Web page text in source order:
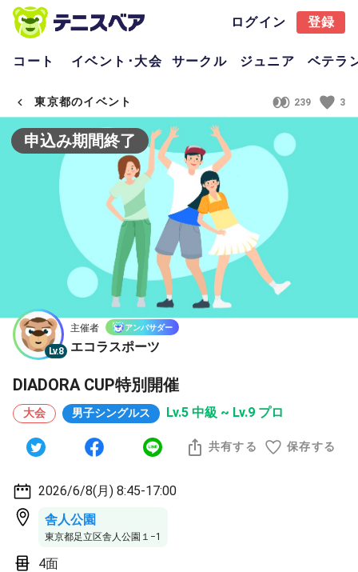
ログイン 登録
コート イベント･大会 サークル ジュニア ベテラ
東京都のイベント 239 3
申込み期間終了
Lv.8
主催者 アンバサダー
エコラスポーツ
DIADORA CUP特別開催
大会 男子シングルス Lv.5 中級 ~ Lv.9 プロ
共有する 保存する
2026/6/8(月) 8:45-17:00
舎人公園
東京都足立区舎人公園１−1
4面